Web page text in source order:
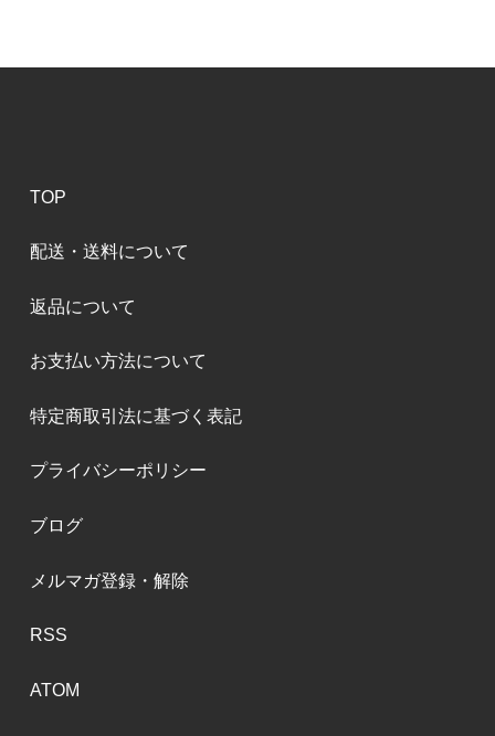
TOP
配送・送料について
返品について
お支払い方法について
特定商取引法に基づく表記
プライバシーポリシー
ブログ
メルマガ登録・解除
RSS
ATOM